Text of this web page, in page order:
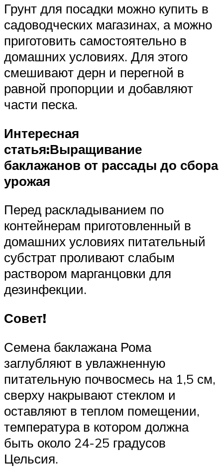
Грунт для посадки можно купить в
садоводческих магазинах, а можно
приготовить самостоятельно в
домашних условиях. Для этого
смешивают дерн и перегной в
равной пропорции и добавляют
части песка.
Интересная
статья:Выращивание
баклажанов от рассады до сбора
урожая
Перед раскладыванием по
контейнерам приготовленный в
домашних условиях питательный
субстрат проливают слабым
раствором марганцовки для
дезинфекции.
Совет!
Семена баклажана Рома
заглубляют в увлажненную
питательную почвосмесь на 1,5 см,
сверху накрывают стеклом и
оставляют в теплом помещении,
температура в котором должна
быть около 24-25 градусов
Цельсия.